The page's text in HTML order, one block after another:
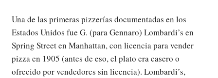
Una de las primeras pizzerías documentadas en los
Estados Unidos fue G. (para Gennaro) Lombardi’s en
Spring Street en Manhattan, con licencia para vender
pizza en 1905 (antes de eso, el plato era casero o
ofrecido por vendedores sin licencia). Lombardi’s,